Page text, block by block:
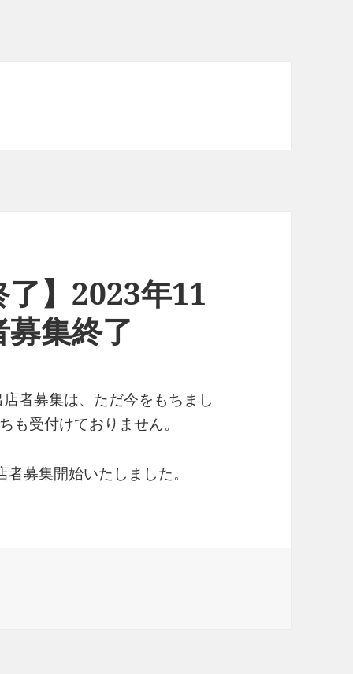
了】2023年11
集終了
者募集は、ただ今をもちまし
も受付けておりません。
募集開始いたしました。